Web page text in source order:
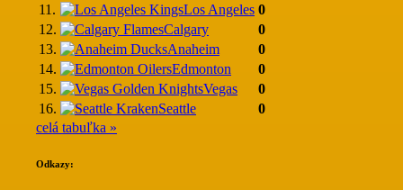
11.
Los Angeles 0
12.
Calgary
0
13.
Anaheim
0
14.
Edmonton
0
15.
Vegas
0
16.
Seattle
0
celá tabuľka »
Odkazy: